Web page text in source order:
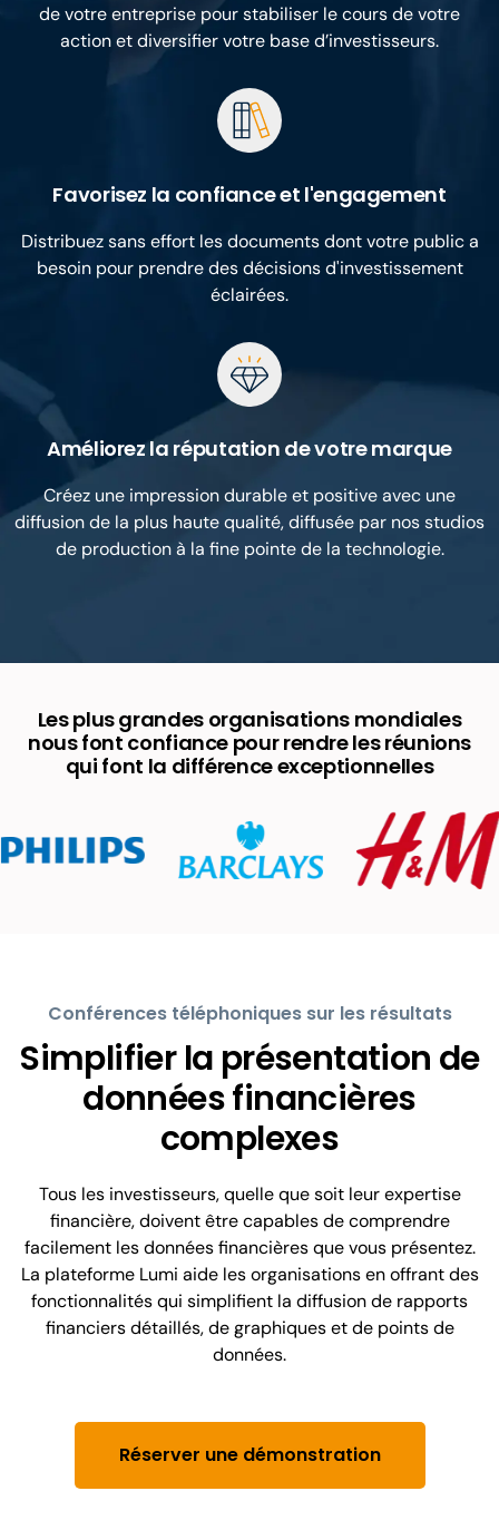
de votre entreprise pour stabiliser le cours de votre
action et diversifier votre base d’investisseurs.
Favorisez la confiance et l'engagement
Distribuez sans effort les documents dont votre public a
besoin pour prendre des décisions d'investissement
éclairées.
Améliorez la réputation de votre marque
Créez une impression durable et positive avec une
diffusion de la plus haute qualité, diffusée par nos studios
de production à la fine pointe de la technologie.
Les plus grandes organisations mondiales
nous font confiance pour rendre les réunions
qui font la différence exceptionnelles
Conférences téléphoniques sur les résultats
Simplifier la présentation de
données financières
complexes
Tous les investisseurs, quelle que soit leur expertise
financière, doivent être capables de comprendre
facilement les données financières que vous présentez.
La plateforme Lumi aide les organisations en offrant des
fonctionnalités qui simplifient la diffusion de rapports
financiers détaillés, de graphiques et de points de
données.
Réserver une démonstration